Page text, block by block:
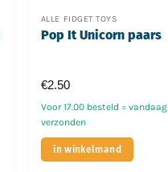
ALLE FIDGET TOYS
Pop It Unicorn paars
Voor 17.00 besteld = vandaag
verzonden
€2.50
in winkelmand